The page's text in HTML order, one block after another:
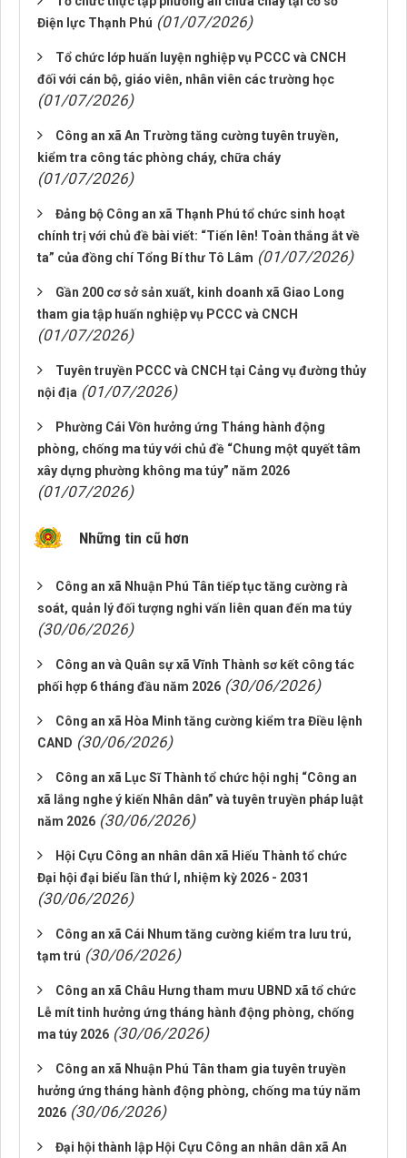
Điện lực Thạnh Phú (01/07/2026)
Tổ chức lớp huấn luyện nghiệp vụ PCCC và CNCH
đối với cán bộ, giáo viên, nhân viên các trường học
(01/07/2026)
Công an xã An Trường tăng cường tuyên truyền,
kiểm tra công tác phòng cháy, chữa cháy
(01/07/2026)
Đảng bộ Công an xã Thạnh Phú tổ chức sinh hoạt
chính trị với chủ đề bài viết: “Tiến lên! Toàn thắng ắt về
ta” của đồng chí Tổng Bí thư Tô Lâm (01/07/2026)
Gần 200 cơ sở sản xuất, kinh doanh xã Giao Long
tham gia tập huấn nghiệp vụ PCCC và CNCH
(01/07/2026)
Tuyên truyền PCCC và CNCH tại Cảng vụ đường thủy
nội địa (01/07/2026)
Phường Cái Vồn hưởng ứng Tháng hành động
phòng, chống ma túy với chủ đề “Chung một quyết tâm
xây dựng phường không ma túy” năm 2026
(01/07/2026)
Những tin cũ hơn
Công an xã Nhuận Phú Tân tiếp tục tăng cường rà
soát, quản lý đối tượng nghi vấn liên quan đến ma túy
(30/06/2026)
Công an và Quân sự xã Vĩnh Thành sơ kết công tác
phối hợp 6 tháng đầu năm 2026 (30/06/2026)
Công an xã Hòa Minh tăng cường kiểm tra Điều lệnh
CAND (30/06/2026)
Công an xã Lục Sĩ Thành tổ chức hội nghị “Công an
xã lắng nghe ý kiến Nhân dân” và tuyên truyền pháp luật
năm 2026 (30/06/2026)
Hội Cựu Công an nhân dân xã Hiếu Thành tổ chức
Đại hội đại biểu lần thứ I, nhiệm kỳ 2026 - 2031
(30/06/2026)
Công an xã Cái Nhum tăng cường kiểm tra lưu trú,
tạm trú (30/06/2026)
Công an xã Châu Hưng tham mưu UBND xã tổ chức
Lễ mít tinh hưởng ứng tháng hành động phòng, chống
ma túy 2026 (30/06/2026)
Công an xã Nhuận Phú Tân tham gia tuyên truyền
hưởng ứng tháng hành động phòng, chống ma túy năm
2026 (30/06/2026)
Đại hội thành lập Hội Cựu Công an nhân dân xã An